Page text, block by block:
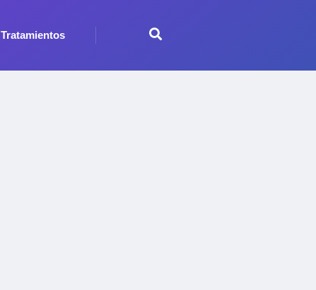
Tratamientos